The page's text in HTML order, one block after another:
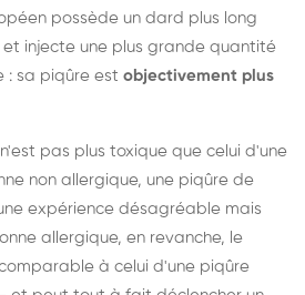
possède un dard plus long
injecte une plus grande quantité
: sa piqûre est objectivement plus
pas plus toxique que celui d'une
non allergique, une piqûre de
expérience désagréable mais
allergique, en revanche, le
à celui d'une piqûre